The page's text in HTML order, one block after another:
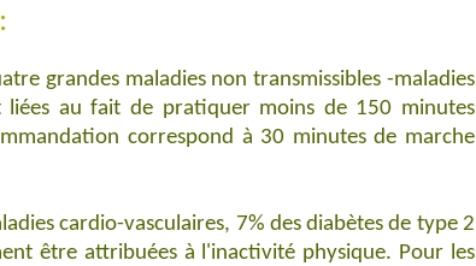
grandes maladies non transmissibles -maladies
liées au fait de pratiquer moins de 150 minutes
correspond à 30 minutes de marche
cardio-vasculaires, 7% des diabètes de type 2
être attribuées à l'inactivité physique. Pour les